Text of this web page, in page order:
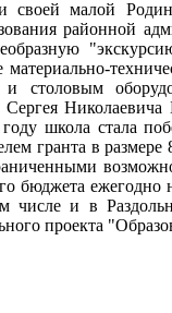
малой
районной
столовым
школа стала
гранта в
бюджета
числе и в
проекта